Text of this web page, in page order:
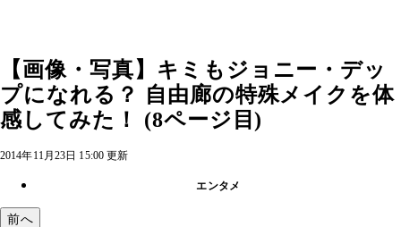
【画像・写真】キミもジョニー・デッ
プになれる？ 自由廊の特殊メイクを体
感してみた！ (8ページ目)
2014年11月23日 15:00 更新
エンタメ
前へ